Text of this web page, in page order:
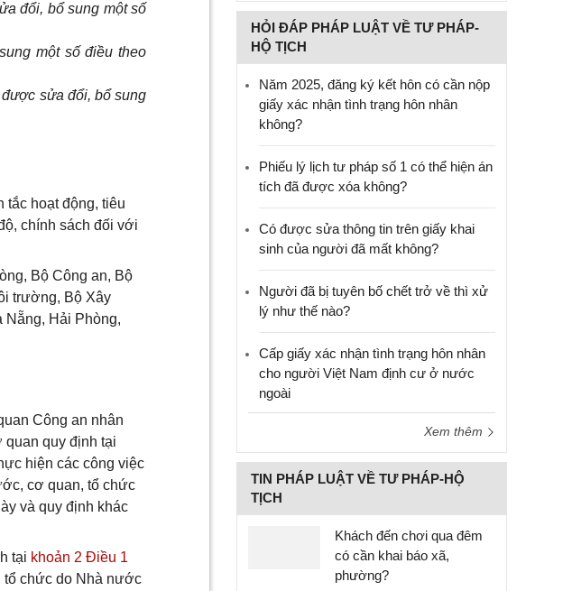
đổi, bổ sung một số
một số điều theo
sửa đổi, bổ sung
tắc hoạt động, tiêu
chính sách đối với
Bộ Công an, Bộ
trường, Bộ Xây
Nẵng, Hải Phòng,
Công an nhân
quy định tại
hiện các công việc
cơ quan, tổ chức
và quy định khác
tại khoản 2 Điều 1
tổ chức do Nhà nước
HỎI ĐÁP PHÁP LUẬT VỀ TƯ PHÁP-
HỘ TỊCH
Năm 2025, đăng ký kết hôn có cần nộp
giấy xác nhận tình trạng hôn nhân
không?
Phiếu lý lịch tư pháp số 1 có thể hiện án
tích đã được xóa không?
Có được sửa thông tin trên giấy khai
sinh của người đã mất không?
Người đã bị tuyên bố chết trở về thì xử
lý như thế nào?
Cấp giấy xác nhận tình trạng hôn nhân
cho người Việt Nam định cư ở nước
ngoài
Xem thêm
TIN PHÁP LUẬT VỀ TƯ PHÁP-HỘ
TỊCH
Khách đến chơi qua đêm
có cần khai báo xã,
phường?